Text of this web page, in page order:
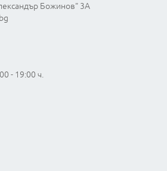
Божинов" 3А
- 19:00 ч.